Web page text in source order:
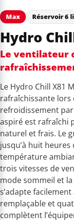
Max Réservoir 6
Hydro
Le ventilateur
Le Hydro Chill X81
rafraîchissante lors
refroidissement par
aspiré est rafraîchi
naturel et frais. Le
jusqu’à huit
température
trois vitesses de
mode sommeil et
s’adapte
remplaçable et
complètent